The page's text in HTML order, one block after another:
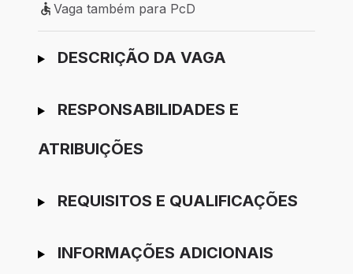
Vaga também para PcD
Vaga também para PcD
Ir para candidatura
DESCRIÇÃO DA VAGA
RESPONSABILIDADES E
ATRIBUIÇÕES
REQUISITOS E QUALIFICAÇÕES
INFORMAÇÕES ADICIONAIS